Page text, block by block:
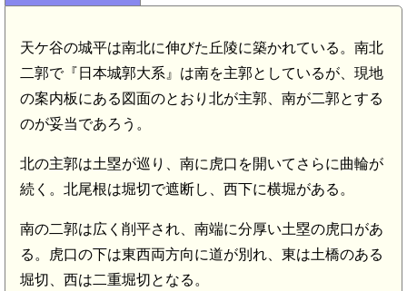
天ケ谷の城平は南北に伸びた丘陵に築かれている。南北
二郭で『日本城郭大系』は南を主郭としているが、現地
の案内板にある図面のとおり北が主郭、南が二郭とする
のが妥当であろう。
北の主郭は土塁が巡り、南に虎口を開いてさらに曲輪が
続く。北尾根は堀切で遮断し、西下に横堀がある。
南の二郭は広く削平され、南端に分厚い土塁の虎口があ
る。虎口の下は東西両方向に道が別れ、東は土橋のある
堀切、西は二重堀切となる。